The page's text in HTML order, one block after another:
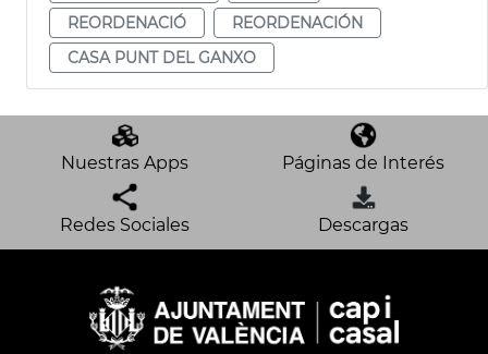
REORDENACIÓ
REORDENACIÓN
CASA PUNT DEL GANXO
Nuestras Apps Páginas de Interés
Redes Sociales Descargas